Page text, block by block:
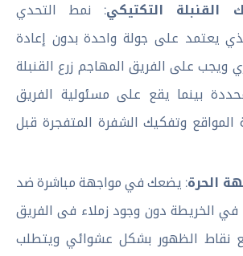
القنبلة التكتيكي: نمط التحدي
يعتمد على جولة واحدة بدون إعادة
ويجب على الفريق المهاجم زرع القنبلة
بينما يقع على مسئولية الفريق
المواقع وتفكيك الشفرة المتفجرة قبل
الحرة: يضعك في مواجهة مباشرة ضد
في الخريطة دون وجود زملاء فى الفريق
نقاط الظهور بشكل عشوائي ويتطلب